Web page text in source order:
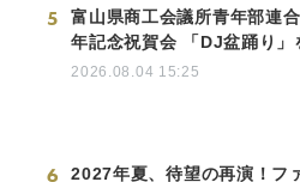
5
富山県商工会議所青年部連
年記念祝賀会 「DJ盆踊り」
2026.08.04 15:25
6
2027年夏、待望の再演！フ